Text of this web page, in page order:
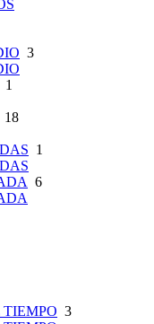
3
1
18
1
6
3